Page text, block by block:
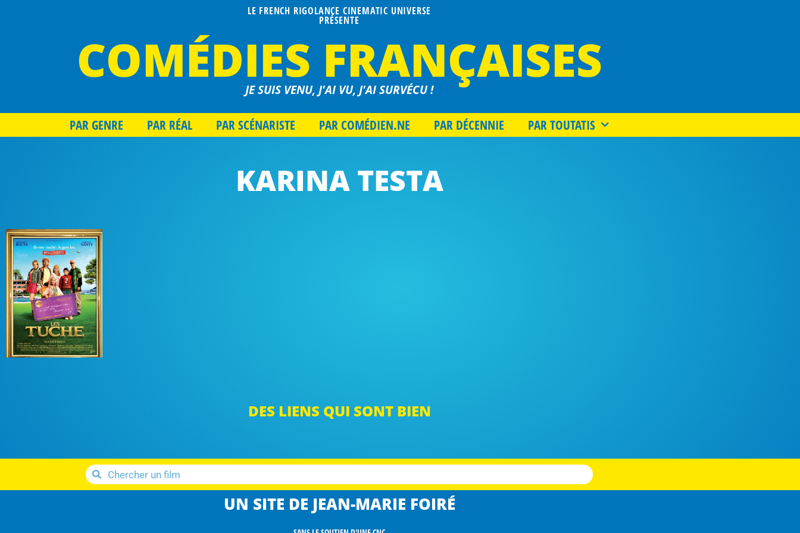
LE FRENCH RIGOLANCE CINEMATIC UNIVERSE
PRÉSENTE
COMÉDIES FRANÇAISES
JE SUIS VENU, J'AI VU, J'AI SURVÉCU !
PAR GENRE PAR RÉAL PAR SCÉNARISTE PAR COMÉDIEN.NE PAR DÉCENNIE PAR TOUTATIS
KARINA TESTA
DES LIENS QUI SONT BIEN
UN SITE DE JEAN-MARIE FOIRÉ